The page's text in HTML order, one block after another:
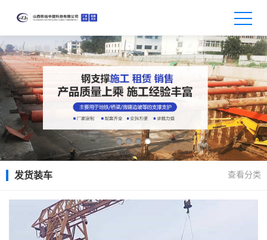
发货装车 查看分类